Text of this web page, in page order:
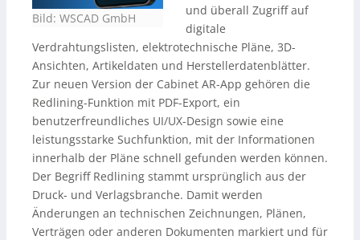
Bild: WSCAD GmbH
und überall Zugriff auf
digitale
Verdrahtungslisten, elektrotechnische Pläne, 3D-
Ansichten, Artikeldaten und Herstellerdatenblätter.
Zur neuen Version der Cabinet AR-App gehören die
Redlining-Funktion mit PDF-Export, ein
benutzerfreundliches UI/UX-Design sowie eine
leistungsstarke Suchfunktion, mit der Informationen
innerhalb der Pläne schnell gefunden werden können.
Der Begriff Redlining stammt ursprünglich aus der
Druck- und Verlagsbranche. Damit werden
Änderungen an technischen Zeichnungen, Plänen,
Verträgen oder anderen Dokumenten markiert und für